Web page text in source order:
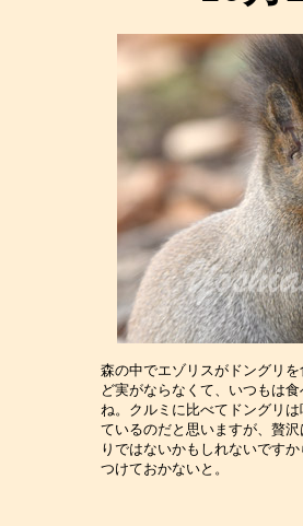
森の中でエゾリスがドングリ
ど実がならなくて、いつもは
ね。クルミに比べてドングリ
ているのだと思いますが、贅
りではないかもしれないです